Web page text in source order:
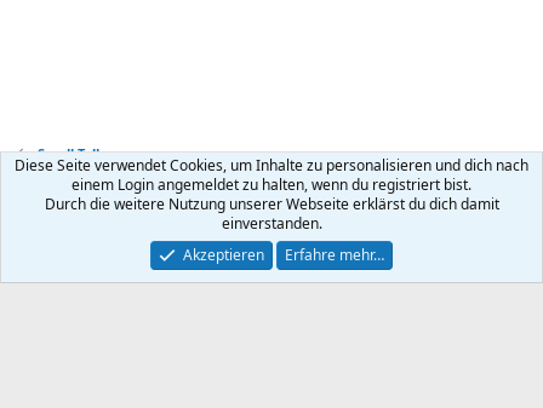
Small Talk
Kontakt Nutzungsbedingungen Datenschutz Hilfe
R
Community platform by XenForo ® © 2010-2026 XenForo Ltd.
Diese Seite verwendet Cookies, um Inhalte zu personalisieren und dich nach
einem Login angemeldet zu halten, wenn du registriert bist.
Durch die weitere Nutzung unserer Webseite erklärst du dich damit
einverstanden.
Akzeptieren
Erfahre mehr…